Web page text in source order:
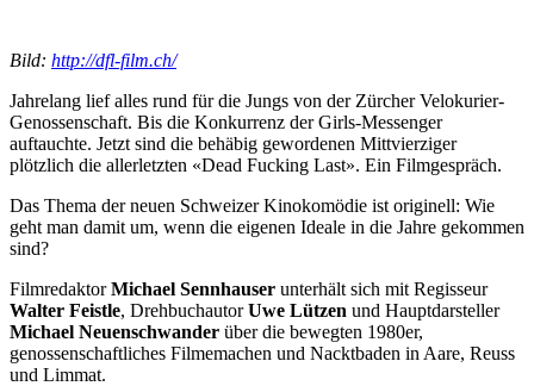
Bild: http://dfl-film.ch/
Jahrelang lief alles rund für die Jungs von der Zürcher Velokurier-
Genossenschaft. Bis die Konkurrenz der Girls-Messenger
auftauchte. Jetzt sind die behäbig gewordenen Mittvierziger
plötzlich die allerletzten «Dead Fucking Last». Ein Filmgespräch.
Das Thema der neuen Schweizer Kinokomödie ist originell: Wie
geht man damit um, wenn die eigenen Ideale in die Jahre gekommen
sind?
FilmredaktorMichael Sennhauser unterhält sich mit Regisseur
Walter Feistle, DrehbuchautorUwe Lützen und Hauptdarsteller
Michael Neuenschwander über die bewegten 1980er,
genossenschaftliches Filmemachen und Nacktbaden in Aare, Reuss
und Limmat.